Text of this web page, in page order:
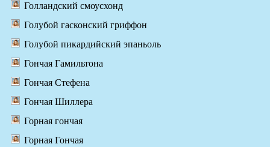
Голландский смоусхонд
Голубой гасконский гриффон
Голубой пикардийский эпаньоль
Гончая Гамильтона
Гончая Стефена
Гончая Шиллера
Горная гончая
Горная Гончая